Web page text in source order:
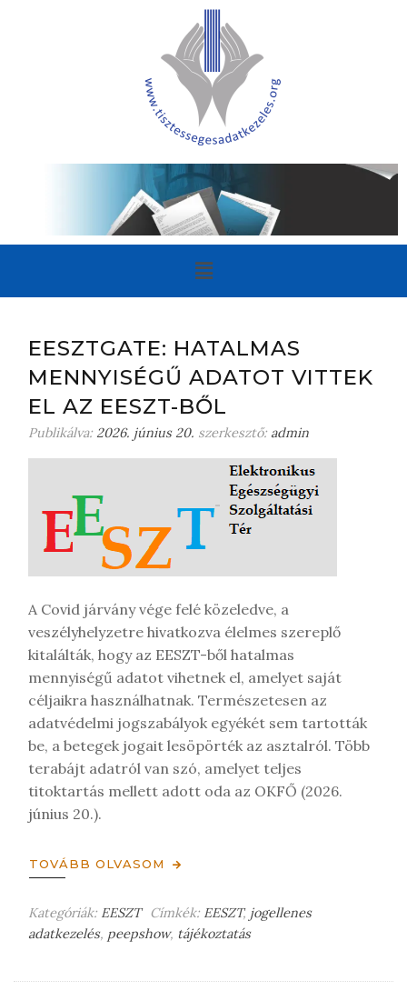
EESZTGATE: HATALMAS
MENNYISÉGŰ ADATOT VITTEK
EL AZ EESZT-BŐL
Publikálva: 2026. június 20. szerkesztő: admin
A Covid járvány vége felé közeledve, a
veszélyhelyzetre hivatkozva élelmes szereplő
kitalálták, hogy az EESZT-ből hatalmas
mennyiségű adatot vihetnek el, amelyet saját
céljaikra használhatnak. Természetesen az
adatvédelmi jogszabályok egyékét sem tartották
be, a betegek jogait lesöpörték az asztalról. Több
terabájt adatról van szó, amelyet teljes
titoktartás mellett adott oda az OKFŐ (2026.
június 20.).
TOVÁBB OLVASOM
Kategóriák: EESZT Címkék: EESZT, jogellenes
adatkezelés, peepshow, tájékoztatás